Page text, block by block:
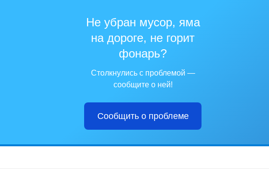
Не убран мусор, яма
на дороге, не горит
фонарь?
Столкнулись с проблемой —
сообщите о ней!
Сообщить о проблеме